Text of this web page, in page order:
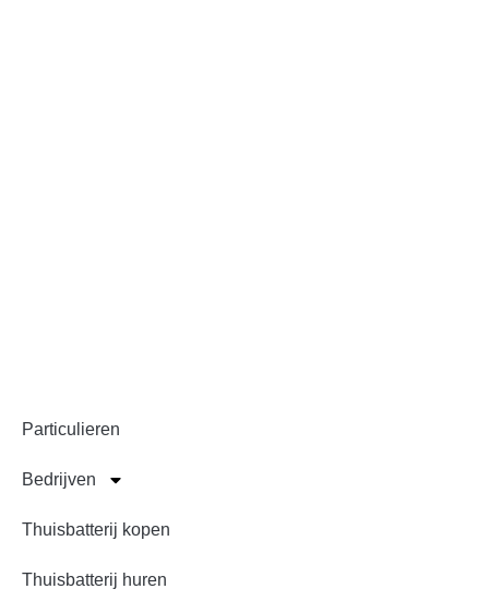
Particulieren
Bedrijven
Thuisbatterij kopen
Thuisbatterij huren